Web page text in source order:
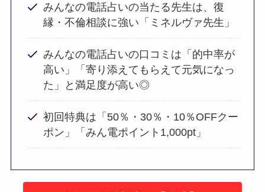
みんなの電話占いの当たる先生は、復
縁・不倫相談に強い「ミネルヴァ先生」
みんなの電話占いの口コミは「的中率が
高い」「寄り添えてもらえて元気になっ
た」と満足度が高い◎
初回特典は「50％・30％・10％OFFクー
ポン」「みん電ポイント1,000pt」